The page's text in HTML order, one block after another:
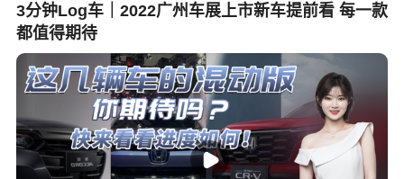
3分钟Log车｜2022广州车展上市新车提前看 每一款
都值得期待